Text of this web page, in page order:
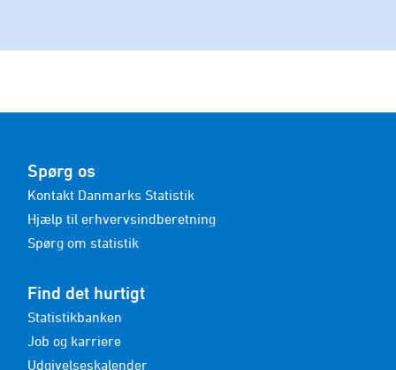
Spørg os
Kontakt Danmarks Statistik
Hjælp til erhvervsindberetning
Spørg om statistik
Find det hurtigt
Statistikbanken
Job og karriere
Udgivelseskalender